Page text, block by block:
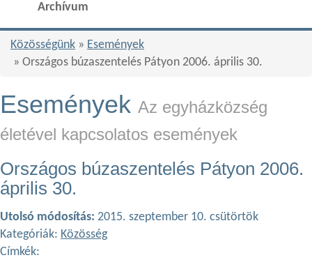
Archívum
Közösségünk » Események
» Országos búzaszentelés Pátyon 2006. április 30.
Események Az egyházközség
életével kapcsolatos események
Országos búzaszentelés Pátyon 2006.
április 30.
Utolsó módosítás: 2015. szeptember 10. csütörtök
Kategóriák: Közösség
Címkék: